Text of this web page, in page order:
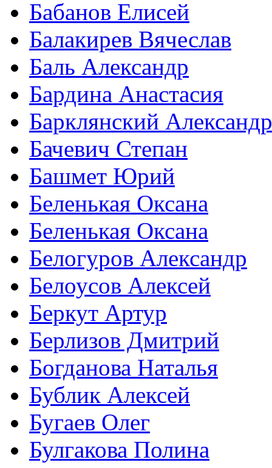
Бабанов Елисей
Балакирев Вячеслав
Баль Александр
Бардина Анастасия
Барклянский Александр
Бачевич Степан
Башмет Юрий
Беленькая Оксана
Беленькая Оксана
Белогуров Александр
Белоусов Алексей
Беркут Артур
Берлизов Дмитрий
Богданова Наталья
Бублик Алексей
Бугаев Олег
Булгакова Полина